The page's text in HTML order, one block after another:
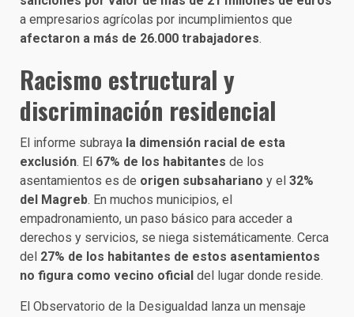
a empresarios agrícolas por incumplimientos que
afectaron a más de 26.000 trabajadores.
Racismo estructural y
discriminación residencial
El informe subraya la dimensión racial de esta
exclusión. El 67% de los habitantes de los
asentamientos es de origen subsahariano y el 32%
del Magreb. En muchos municipios, el
empadronamiento, un paso básico para acceder a
derechos y servicios, se niega sistemáticamente. Cerca
del 27% de los habitantes de estos asentamientos
no figura como vecino oficial del lugar donde reside.
El Observatorio de la Desigualdad lanza un mensaje